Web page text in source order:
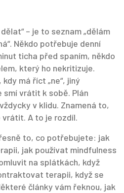
– je to seznam „dělám
Někdo potřebuje denní
ticha před spaním, někdo
který ho nekritizuje.
má říct „ne“, jiný
vrátit k sobě. Plán
v klidu. Znamená to,
A to je rozdíl.
to, co potřebujete: jak
jak používat mindfulness
na splátkách, když
terapii, když se
články vám řeknou, jak